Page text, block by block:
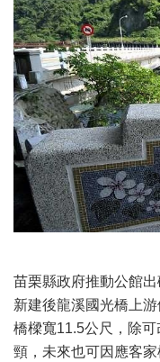
苗栗縣政府推動公館
新建後龍溪國光橋上
橋樑寬11.5公尺，除
頸，未來也可因應客